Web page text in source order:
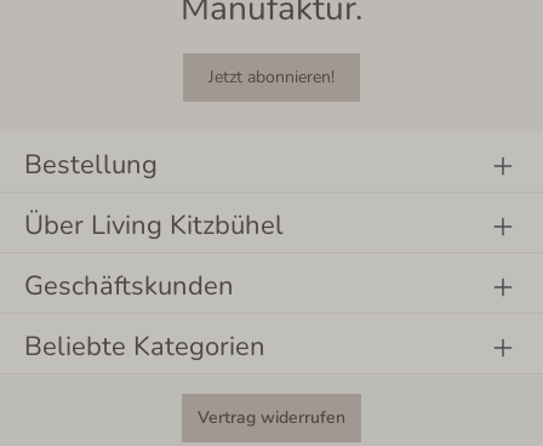
Jetzt abonnieren!
Bestellung
Über Living Kitzbühel
Geschäftskunden
Beliebte Kategorien
Vertrag widerrufen